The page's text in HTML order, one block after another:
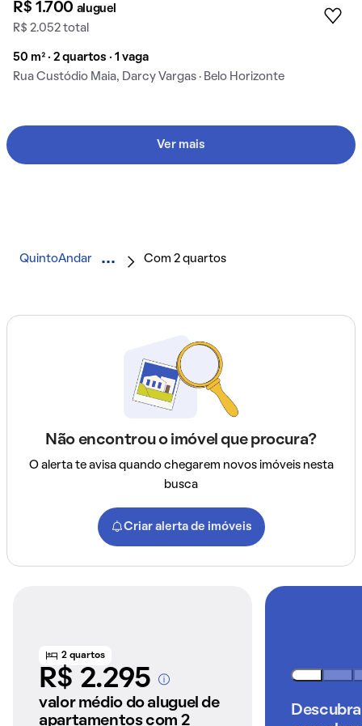
R$ 1.700 aluguel
R$ 2.052 total
50 m² · 2 quartos · 1 vaga
Rua Custódio Maia, Darcy Vargas · Belo Horizonte
Ver mais
QuintoAndar Com 2 quartos
Não encontrou o imóvel que procura?
O alerta te avisa quando chegarem novos imóveis nesta
busca
Criar alerta de imóveis
2 quartos
R$ 2.295A partir dos imóveis
anunciados pelo
QuintoAndar
valor médio do aluguel de
apartamentos com 2